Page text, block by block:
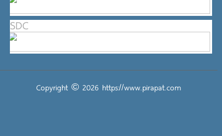
SDC
Copyright © 2026 https://www.pirapat.com